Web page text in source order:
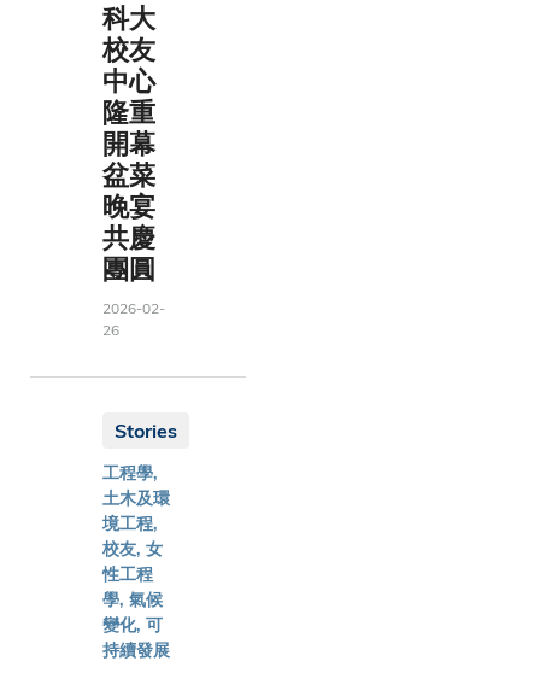
科大
校友
中心
隆重
開幕
盆菜
晚宴
共慶
團圓
2026-02-
26
Stories
工程學,
土木及環
境工程,
校友, 女
性工程
學, 氣候
變化, 可
持續發展